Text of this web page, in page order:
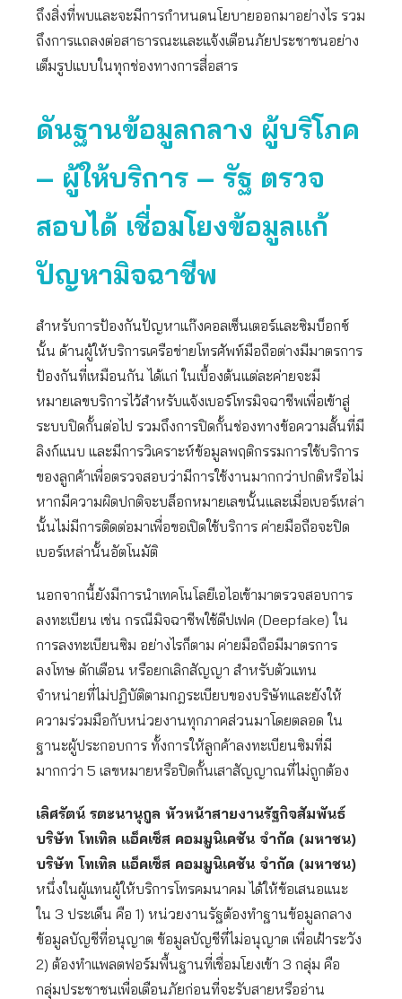
ถึงสิ่งที่พบและจะมีการกำหนดนโยบายออกมาอย่างไร รวม
ถึงการแถลงต่อสาธารณะและแจ้งเตือนภัยประชาชนอย่าง
เต็มรูปแบบในทุกช่องทางการสื่อสาร
ดันฐานข้อมูลกลาง ผู้บริโภค
– ผู้ให้บริการ – รัฐ ตรวจ
สอบได้ เชื่อมโยงข้อมูลแก้
ปัญหามิจฉาชีพ
สำหรับการป้องกันปัญหาแก๊งคอลเซ็นเตอร์และซิมบ็อกซ์
นั้น ด้านผู้ให้บริการเครือข่ายโทรศัพท์มือถือต่างมีมาตรการ
ป้องกันที่เหมือนกัน ได้แก่ ในเบื้องต้นแต่ละค่ายจะมี
หมายเลขบริการไว้สำหรับแจ้งเบอร์โทรมิจฉาชีพเพื่อเข้าสู่
ระบบปิดกั้นต่อไป รวมถึงการปิดกั้นช่องทางข้อความสั้นที่มี
ลิงก์แนบ และมีการวิเคราะห์ข้อมูลพฤติกรรมการใช้บริการ
ของลูกค้าเพื่อตรวจสอบว่ามีการใช้งานมากกว่าปกติหรือไม่
หากมีความผิดปกติจะบล็อกหมายเลขนั้นและเมื่อเบอร์เหล่า
นั้นไม่มีการติดต่อมาเพื่อขอเปิดใช้บริการ ค่ายมือถือจะปิด
เบอร์เหล่านั้นอัตโนมัติ
นอกจากนี้ยังมีการนำเทคโนโลยีเอไอเข้ามาตรวจสอบการ
ลงทะเบียน เช่น กรณีมิจฉาชีพใช้ดีปเฟค (Deepfake) ใน
การลงทะเบียนซิม อย่างไรก็ตาม ค่ายมือถือมีมาตรการ
ลงโทษ ตักเตือน หรือยกเลิกสัญญา สำหรับตัวแทน
จำหน่ายที่ไม่ปฏิบัติตามกฎระเบียบของบริษัทและยังให้
ความร่วมมือกับหน่วยงานทุกภาคส่วนมาโดยตลอด ใน
ฐานะผู้ประกอบการ ทั้งการให้ลูกค้าลงทะเบียนซิมที่มี
มากกว่า 5 เลขหมายหรือปิดกั้นเสาสัญญาณที่ไม่ถูกต้อง
เลิศรัตน์ รตะนานุกูล หัวหน้าสายงานรัฐกิจสัมพันธ์
บริษัท โทเทิล แอ็คเซ็ส คอมมูนิเคชัน จำกัด (มหาชน)
บริษัท โทเทิล แอ็คเซ็ส คอมมูนิเคชัน จำกัด (มหาชน)
หนึ่งในผู้แทนผู้ให้บริการโทรคมนาคม ได้ให้ข้อเสนอแนะ
ใน 3 ประเด็น คือ 1) หน่วยงานรัฐต้องทำฐานข้อมูลกลาง
ข้อมูลบัญชีที่อนุญาต ข้อมูลบัญชีที่ไม่อนุญาต เพื่อเฝ้าระวัง
2) ต้องทำแพลตฟอร์มพื้นฐานที่เชื่อมโยงเข้า 3 กลุ่ม คือ
กลุ่มประชาชนเพื่อเตือนภัยก่อนที่จะรับสายหรืออ่าน